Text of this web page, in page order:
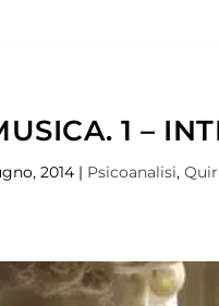
1 –
2014 | Psicoanalisi,